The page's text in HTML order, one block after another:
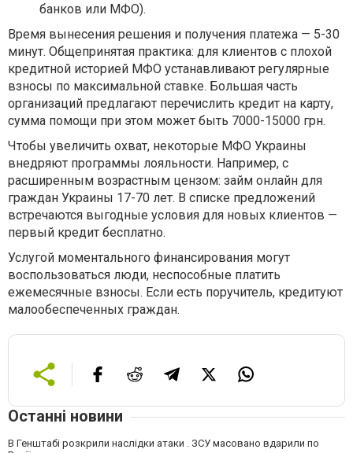
банков или МФО).
Время вынесения решения и получения платежа — 5-30
минут. Общепринятая практика: для клиентов с плохой
кредитной историей МФО устанавливают регулярные
взносы по максимальной ставке. Большая часть
организаций предлагают перечислить кредит на карту,
сумма помощи при этом может быть 7000-15000 грн.
Чтобы увеличить охват, некоторые МФО Украины
внедряют программы лояльности. Например, с
расширенным возрастным цензом: займ онлайн для
граждан Украины 17-70 лет. В списке предложений
встречаются выгодные условия для новых клиентов —
первый кредит бесплатно.
Услугой моментального финансирования могут
воспользоваться люди, неспособные платить
ежемесячные взносы. Если есть поручитель, кредитуют
малообеспеченных граждан.
Останні новини
В Генштабі розкрили наслідки атаки . ЗСУ масовано вдарили по